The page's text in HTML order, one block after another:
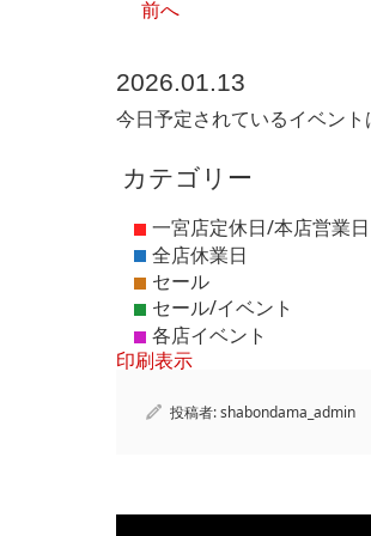
前へ
2026.01.13
今日予定されているイベント
カテゴリー
印刷表示
投稿者:shabondama_admin